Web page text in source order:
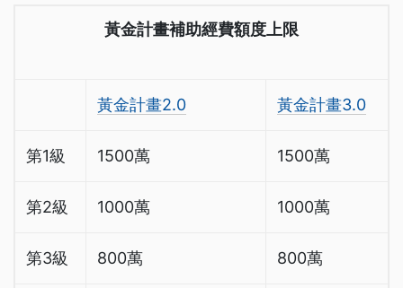
黃金計畫補助經費額度上限
黃金計畫2.0 黃金計畫3.0
第1級 1500萬 1500萬
第2級 1000萬 1000萬
第3級 800萬 800萬